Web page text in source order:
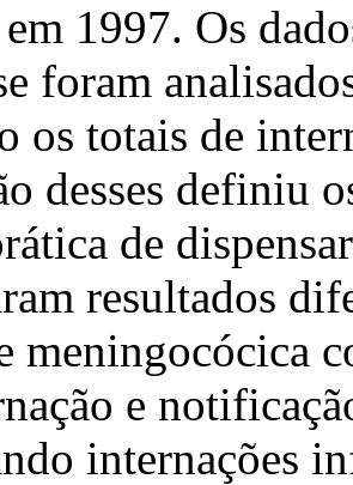
1997. Os
foram
os totais de
desses definiu
de
resultados
meningocócica
e
internações